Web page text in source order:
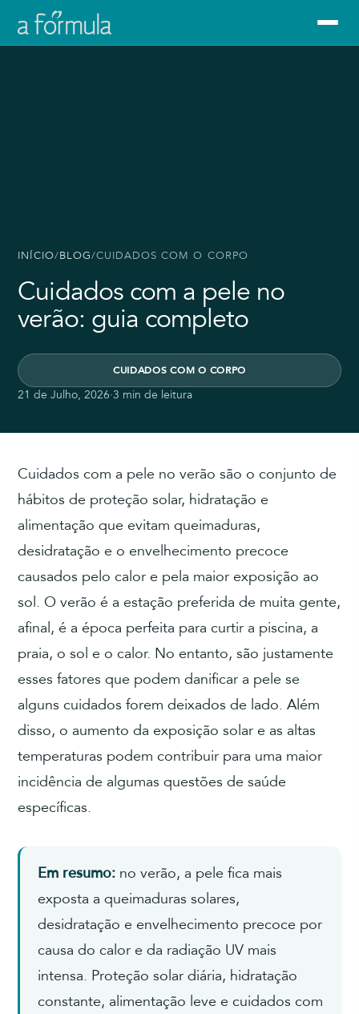
INÍCIO/BLOG/CUIDADOS COM O CORPO
Cuidados com a pele no
verão: guia completo
CUIDADOS COM O CORPO
21 de Julho, 2026·3 min de leitura
Cuidados com a pele no verão são o conjunto de
hábitos de proteção solar, hidratação e
alimentação que evitam queimaduras,
desidratação e o envelhecimento precoce
causados pelo calor e pela maior exposição ao
sol. O verão é a estação preferida de muita gente,
afinal, é a época perfeita para curtir a piscina, a
praia, o sol e o calor. No entanto, são justamente
esses fatores que podem danificar a pele se
alguns cuidados forem deixados de lado. Além
disso, o aumento da exposição solar e as altas
temperaturas podem contribuir para uma maior
incidência de algumas questões de saúde
específicas.
Em resumo: no verão, a pele fica mais
exposta a queimaduras solares,
desidratação e envelhecimento precoce por
causa do calor e da radiação UV mais
intensa. Proteção solar diária, hidratação
constante, alimentação leve e cuidados com